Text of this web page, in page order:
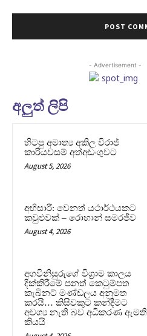
- Advertisement -
අලුත් ලිපි
හිටපු අමාත්‍ය අකිල විරාජ්
කාරියවසම් අත්අඩංගුවට
August 5, 2026
අභිසාරී: වෙනත් යථාර්ථයකට
කවුළුවක් – රොහාන් සමරජීව
August 4, 2026
අගවිනිසුරුගේ විශ්‍රාම කාලය
දික්කිරීමේ පනත් කෙටුම්පත
කැබිනට් මණ්ඩලය අනුමත
කරයි… කිසිවකුට කන්දීමට
අවශ්‍ය නැති බව අධිකරණ ඇමති
කියයි